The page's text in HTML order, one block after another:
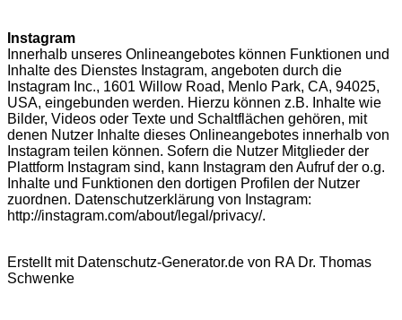
Instagram
Innerhalb unseres Onlineangebotes können Funktionen und
Inhalte des Dienstes Instagram, angeboten durch die
Instagram Inc., 1601 Willow Road, Menlo Park, CA, 94025,
USA, eingebunden werden. Hierzu können z.B. Inhalte wie
Bilder, Videos oder Texte und Schaltflächen gehören, mit
denen Nutzer Inhalte dieses Onlineangebotes innerhalb von
Instagram teilen können. Sofern die Nutzer Mitglieder der
Plattform Instagram sind, kann Instagram den Aufruf der o.g.
Inhalte und Funktionen den dortigen Profilen der Nutzer
zuordnen. Datenschutzerklärung von Instagram:
http://instagram.com/about/legal/privacy/.
Erstellt mit Datenschutz-Generator.de von RA Dr. Thomas
Schwenke